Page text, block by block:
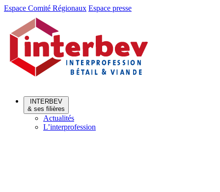
Aller
Aller
contenu
Espace Comité Régionaux Espace presse
INTERBEV
& ses filières
Actualités
L’interprofession